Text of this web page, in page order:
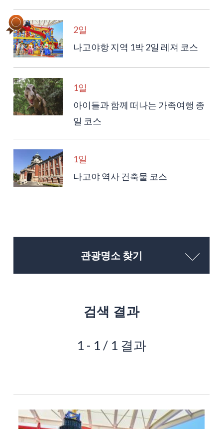
2일
나고야항 지역 1박 2일 레져 코스
1일
아이들과 함께 떠나는 가족여행 종
일 코스
1일
나고야 역사 건축물 코스
관광명소 찾기
검색 결과
1 - 1 / 1 결과